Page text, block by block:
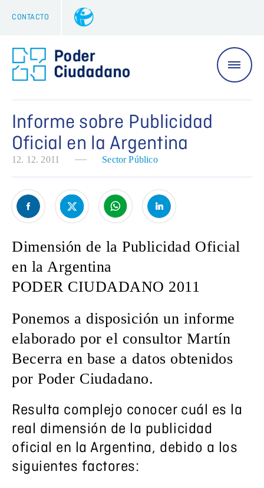
CONTACTO
Informe sobre Publicidad
Oficial en la Argentina
12. 12. 2011 Sector Público
Dimensión de la Publicidad Oficial
en la Argentina
PODER CIUDADANO 2011
Ponemos a disposición un informe
elaborado por el consultor Martín
Becerra en base a datos obtenidos
por Poder Ciudadano.
Resulta complejo conocer cuál es la
real dimensión de la publicidad
oficial en la Argentina, debido a los
siguientes factores: